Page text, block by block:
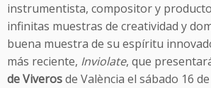
instrumentista, compositor y
infinitas muestras de creatividad y
buena muestra de su espíritu
más reciente, Inviolate, que
de Viverosde València el sábado 16